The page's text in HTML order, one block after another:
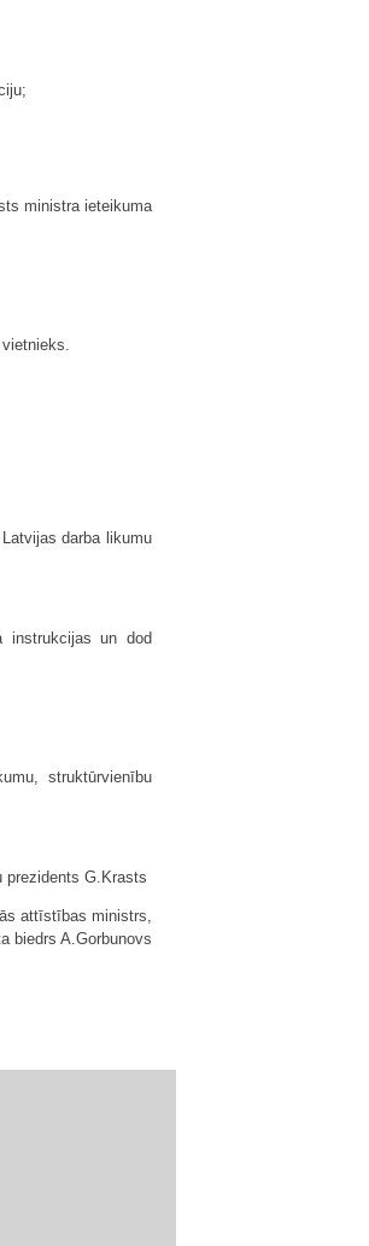
ministra ieteikuma
darba likumu
instrukcijas un dod
struktūrvienību
prezidents G.Krasts
attīstības ministrs,
biedrs A.Gorbunovs